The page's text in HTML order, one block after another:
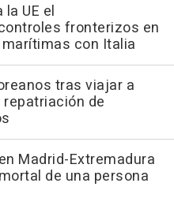
UE el
fronterizos en
con Italia
tras viajar a
de
Madrid-Extremadura
de una persona